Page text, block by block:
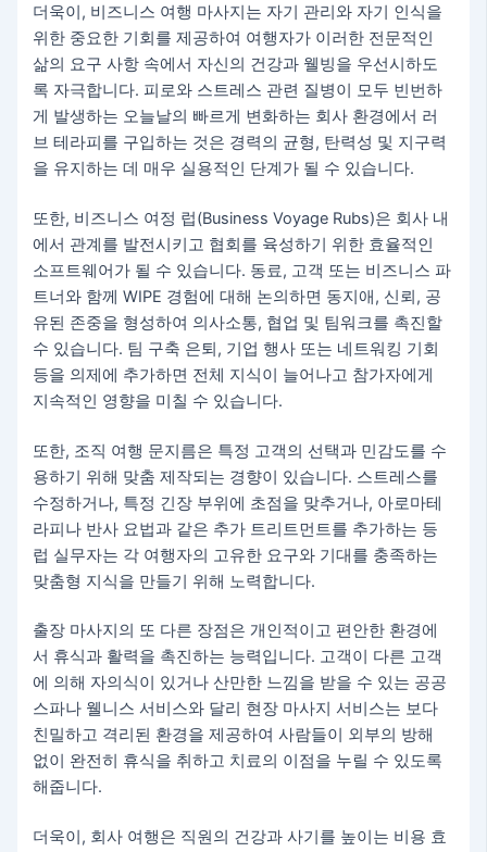
더욱이, 비즈니스 여행 마사지는 자기 관리와 자기 인식을
위한 중요한 기회를 제공하여 여행자가 이러한 전문적인
삶의 요구 사항 속에서 자신의 건강과 웰빙을 우선시하도
록 자극합니다. 피로와 스트레스 관련 질병이 모두 빈번하
게 발생하는 오늘날의 빠르게 변화하는 회사 환경에서 러
브 테라피를 구입하는 것은 경력의 균형, 탄력성 및 지구력
을 유지하는 데 매우 실용적인 단계가 될 수 있습니다.
또한, 비즈니스 여정 럽(Business Voyage Rubs)은 회사 내
에서 관계를 발전시키고 협회를 육성하기 위한 효율적인
소프트웨어가 될 수 있습니다. 동료, 고객 또는 비즈니스 파
트너와 함께 WIPE 경험에 대해 논의하면 동지애, 신뢰, 공
유된 존중을 형성하여 의사소통, 협업 및 팀워크를 촉진할
수 있습니다. 팀 구축 은퇴, 기업 행사 또는 네트워킹 기회
등을 의제에 추가하면 전체 지식이 늘어나고 참가자에게
지속적인 영향을 미칠 수 있습니다.
또한, 조직 여행 문지름은 특정 고객의 선택과 민감도를 수
용하기 위해 맞춤 제작되는 경향이 있습니다. 스트레스를
수정하거나, 특정 긴장 부위에 초점을 맞추거나, 아로마테
라피나 반사 요법과 같은 추가 트리트먼트를 추가하는 등
럽 실무자는 각 여행자의 고유한 요구와 기대를 충족하는
맞춤형 지식을 만들기 위해 노력합니다.
출장 마사지의 또 다른 장점은 개인적이고 편안한 환경에
서 휴식과 활력을 촉진하는 능력입니다. 고객이 다른 고객
에 의해 자의식이 있거나 산만한 느낌을 받을 수 있는 공공
스파나 웰니스 서비스와 달리 현장 마사지 서비스는 보다
친밀하고 격리된 환경을 제공하여 사람들이 외부의 방해
없이 완전히 휴식을 취하고 치료의 이점을 누릴 수 있도록
해줍니다.
더욱이, 회사 여행은 직원의 건강과 사기를 높이는 비용 효